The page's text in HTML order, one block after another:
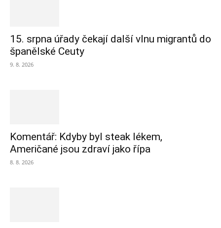
15. srpna úřady čekají další vlnu migrantů do
španělské Ceuty
9. 8. 2026
Komentář: Kdyby byl steak lékem,
Američané jsou zdraví jako řípa
8. 8. 2026